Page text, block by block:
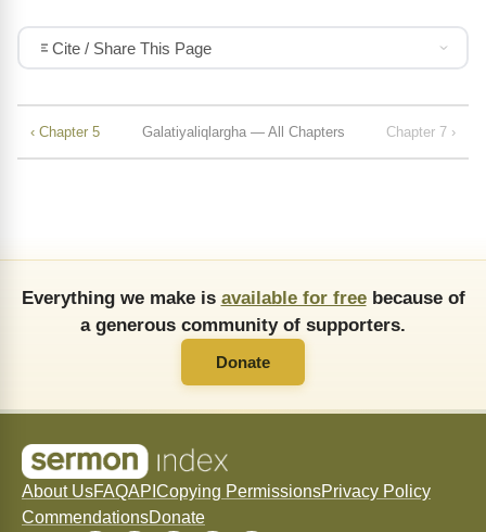
Cite / Share This Page
‹ Chapter 5 Galatiyaliqlargha — All Chapters Chapter 7 ›
Everything we make is available for freebecause of
a generous community of supporters.
Donate
About UsFAQAPI Copying PermissionsPrivacy Policy
CommendationsDonate